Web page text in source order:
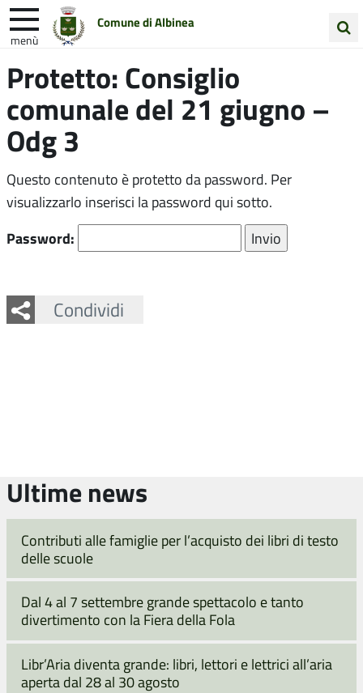
Comune di Albinea
menù
nel
sito
Entra in Comune Vivi Albinea
Unione Colline Matildiche
Protetto: Consiglio
comunale del 21 giugno –
Odg 3
Questo contenuto è protetto da password. Per
visualizzarlo inserisci la password qui sotto.
Password:
Condividi
Facebook
Twitter
Whatsapp
Ultime news
Contributi alle famiglie per l’acquisto dei libri di testo
delle scuole
Dal 4 al 7 settembre grande spettacolo e tanto
divertimento con la Fiera della Fola
Libr’Aria diventa grande: libri, lettori e lettrici all’aria
aperta dal 28 al 30 agosto